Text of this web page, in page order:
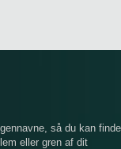
så du kan finde
eller gren af ​​dit